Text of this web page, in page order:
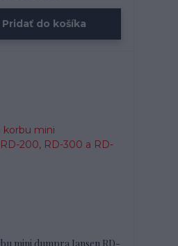
Pridať do košíka